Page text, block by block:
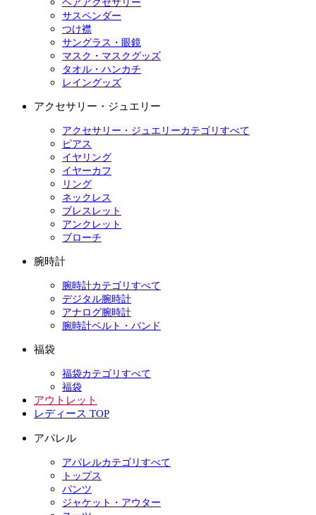
ヘアアクセサリー
サスペンダー
つけ襟
サングラス・眼鏡
マスク・マスクグッズ
タオル・ハンカチ
レイングッズ
アクセサリー・ジュエリー
アクセサリー・ジュエリーカテゴリすべて
ピアス
イヤリング
イヤーカフ
リング
ネックレス
ブレスレット
アンクレット
ブローチ
腕時計
腕時計カテゴリすべて
デジタル腕時計
アナログ腕時計
腕時計ベルト・バンド
福袋
福袋カテゴリすべて
福袋
アウトレット
レディース TOP
アパレル
アパレルカテゴリすべて
トップス
パンツ
ジャケット・アウター